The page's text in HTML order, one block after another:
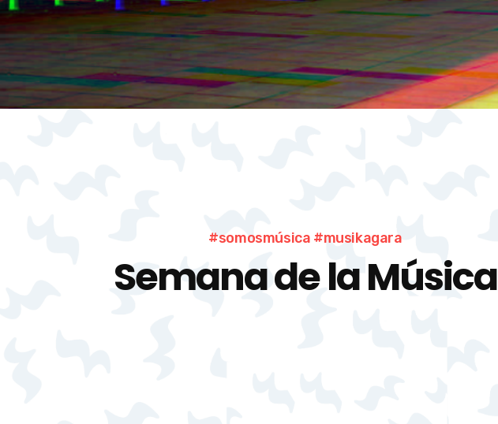
#somosmúsica #musikagara
Semana de la Música